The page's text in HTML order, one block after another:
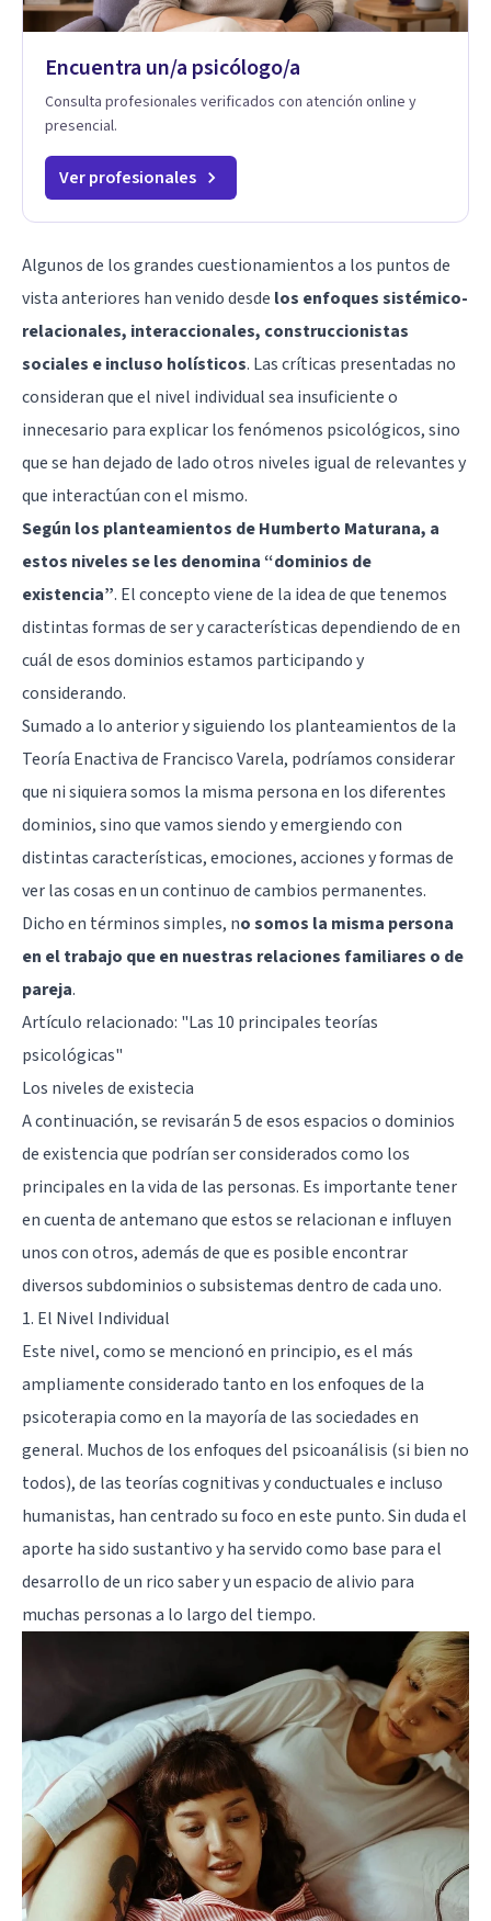
Encuentra un/a psicólogo/a
Consulta profesionales verificados con atención online y
presencial.
Ver profesionales
Algunos de los grandes cuestionamientos a los puntos de
vista anteriores han venido desde los enfoques sistémico-
relacionales, interaccionales, construccionistas
sociales e incluso holísticos. Las críticas presentadas no
consideran que el nivel individual sea insuficiente o
innecesario para explicar los fenómenos psicológicos, sino
que se han dejado de lado otros niveles igual de relevantes y
que interactúan con el mismo.
Según los planteamientos de Humberto Maturana, a
estos niveles se les denomina “dominios de
existencia”. El concepto viene de la idea de que tenemos
distintas formas de ser y características dependiendo de en
cuál de esos dominios estamos participando y
considerando.
Sumado a lo anterior y siguiendo los planteamientos de la
Teoría Enactiva de Francisco Varela, podríamos considerar
que ni siquiera somos la misma persona en los diferentes
dominios, sino que vamos siendo y emergiendo con
distintas características, emociones, acciones y formas de
ver las cosas en un continuo de cambios permanentes.
Dicho en términos simples, no somos la misma persona
en el trabajo que en nuestras relaciones familiares o de
pareja.
Artículo relacionado: "Las 10 principales teorías
psicológicas"
Los niveles de existecia
A continuación, se revisarán 5 de esos espacios o dominios
de existencia que podrían ser considerados como los
principales en la vida de las personas. Es importante tener
en cuenta de antemano que estos se relacionan e influyen
unos con otros, además de que es posible encontrar
diversos subdominios o subsistemas dentro de cada uno.
1. El Nivel Individual
Este nivel, como se mencionó en principio, es el más
ampliamente considerado tanto en los enfoques de la
psicoterapia como en la mayoría de las sociedades en
general. Muchos de los enfoques del psicoanálisis (si bien no
todos), de las teorías cognitivas y conductuales e incluso
humanistas, han centrado su foco en este punto. Sin duda el
aporte ha sido sustantivo y ha servido como base para el
desarrollo de un rico saber y un espacio de alivio para
muchas personas a lo largo del tiempo.